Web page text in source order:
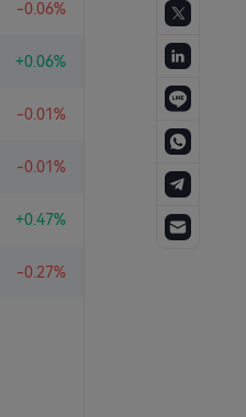
-0.06%
+0.06%
-0.01%
-0.01%
+0.47%
-0.27%